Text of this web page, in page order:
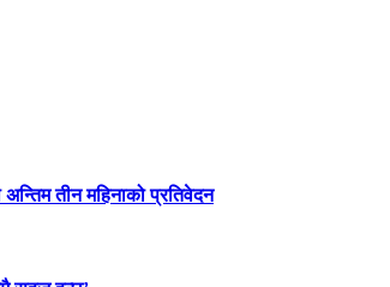
तीन महिनाको प्रतिवेदन